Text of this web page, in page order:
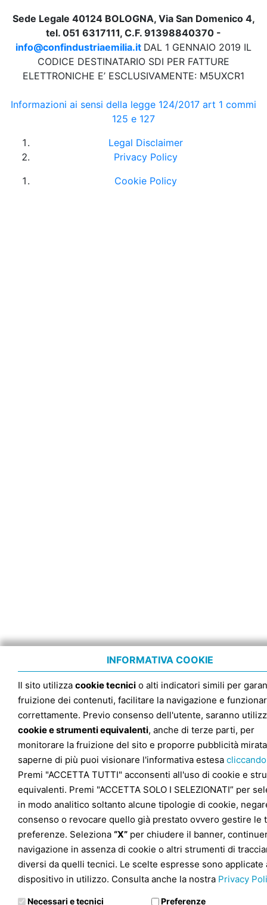
Sede Legale 40124 BOLOGNA, Via San Domenico 4,
tel. 051 6317111, C.F. 91398840370 -
info@confindustriaemilia.it DAL 1 GENNAIO 2019 IL
CODICE DESTINATARIO SDI PER FATTURE
ELETTRONICHE E’ ESCLUSIVAMENTE: M5UXCR1
Informazioni ai sensi della legge 124/2017 art 1 commi
125 e 127
Legal Disclaimer
Privacy Policy
Cookie Policy
INFORMATIVA COOKIE
Il sito utilizza cookie tecnici o alti indicatori simili per
fruizione dei contenuti, facilitare la navigazione e
correttamente. Previo consenso dell'utente, saranno
cookie e strumenti equivalenti, anche di terze parti, per
monitorare la fruizione del sito e proporre pubblicità
saperne di più puoi visionare l'informativa estesa
Premi "ACCETTA TUTTI" acconsenti all'uso di cookie e
equivalenti. Premi "ACCETTA SOLO I SELEZIONATI” per
in modo analitico soltanto alcune tipologie di cookie,
consenso o revocare quello già prestato ovvero gestire le
preferenze. Seleziona “X” per chiudere il banner,
navigazione in assenza di cookie o altri strumenti di
diversi da quelli tecnici. Le scelte espresse sono applicate
dispositivo in utilizzo. Consulta anche la nostra Privacy
Necessari e tecnici Preferenze